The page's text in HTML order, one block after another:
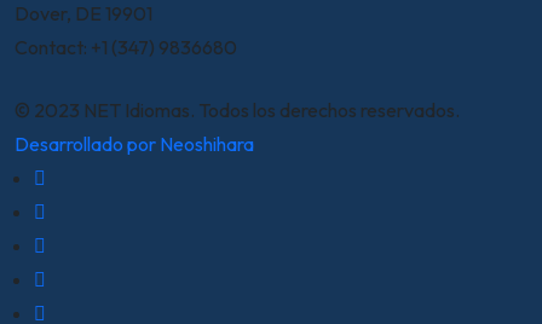
Dover, DE 19901
Contact: +1 (347) 9836680
© 2023 NET Idiomas. Todos los derechos reservados.
Desarrollado por Neoshihara